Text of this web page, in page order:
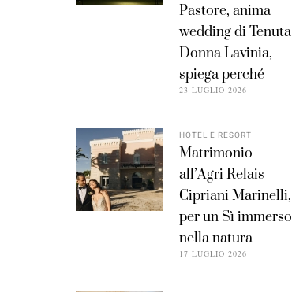
Pastore, anima
wedding di Tenuta
Donna Lavinia,
spiega perché
23 LUGLIO 2026
HOTEL E RESORT
Matrimonio
all’Agri Relais
Cipriani Marinelli,
per un Sì immerso
nella natura
17 LUGLIO 2026